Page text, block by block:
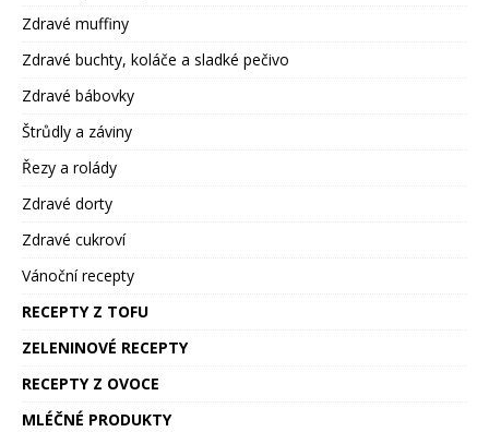
Zdravé muffiny
Zdravé buchty, koláče a sladké pečivo
Zdravé bábovky
Štrůdly a záviny
Řezy a rolády
Zdravé dorty
Zdravé cukroví
Vánoční recepty
RECEPTY Z TOFU
ZELENINOVÉ RECEPTY
RECEPTY Z OVOCE
MLÉČNÉ PRODUKTY